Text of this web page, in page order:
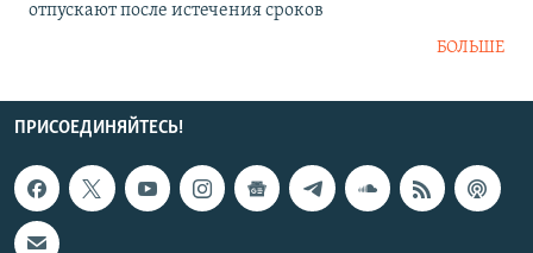
отпускают после истечения сроков
БОЛЬШЕ
ПРИСОЕДИНЯЙТЕСЬ!